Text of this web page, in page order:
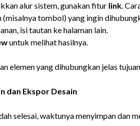
alur sistem, gunakan fitur link.
(misalnya tombol) yang ingin
isi tautan ke halaman lain.
untuk melihat hasilnya.
elemen yang dihubungkan jelas
dan Ekspor Desain
selesai, waktunya menyimpan dan